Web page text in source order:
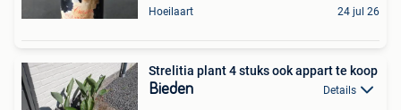
Hoeilaart 24 jul 26
Strelitia plant 4 stuks ook appart te koop
Bieden Details